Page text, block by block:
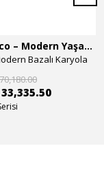
Faberdeco – Modern Yaşam Alanları İçin Özel Tasarım Mobilyalar
Bazalı Karyola